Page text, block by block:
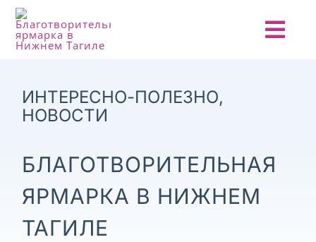
Skip
content
АНОНСЫ
ИНТЕРЕСНО-ПОЛЕЗНО,
НОВОСТИ
БЛАГОТВОРИТЕЛЬНАЯ
ЯРМАРКА В НИЖНЕМ
ТАГИЛЕ